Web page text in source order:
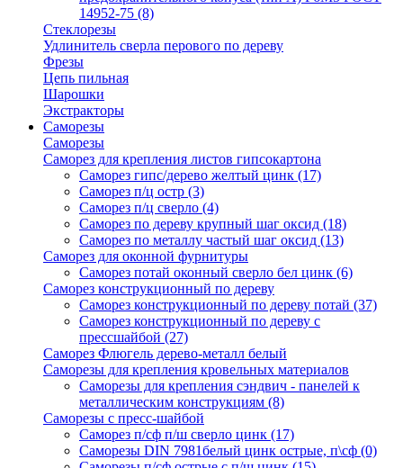
14952-75 (8)
Стеклорезы
Удлинитель сверла перового по дереву
Фрезы
Цепь пильная
Шарошки
Экстракторы
Саморезы
Саморезы
Саморез для крепления листов гипсокартона
Саморез гипс/дерево желтый цинк (17)
Саморез п/ц остр (3)
Саморез п/ц сверло (4)
Саморез по дереву крупный шаг оксид (18)
Саморез по металлу частый шаг оксид (13)
Саморез для оконной фурнитуры
Саморез потай оконный сверло бел цинк (6)
Саморез конструкционный по дереву
Саморез конструкционный по дереву потай (37)
Саморез конструкционный по дереву с
прессшайбой (27)
Саморез Флюгель дерево-металл белый
Саморезы для крепления кровельных материалов
Саморезы для крепления сэндвич - панелей к
металлическим конструкциям (8)
Саморезы с пресс-шайбой
Саморез п/сф п/ш сверло цинк (17)
Саморезы DIN 7981белый цинк острые, п\сф (0)